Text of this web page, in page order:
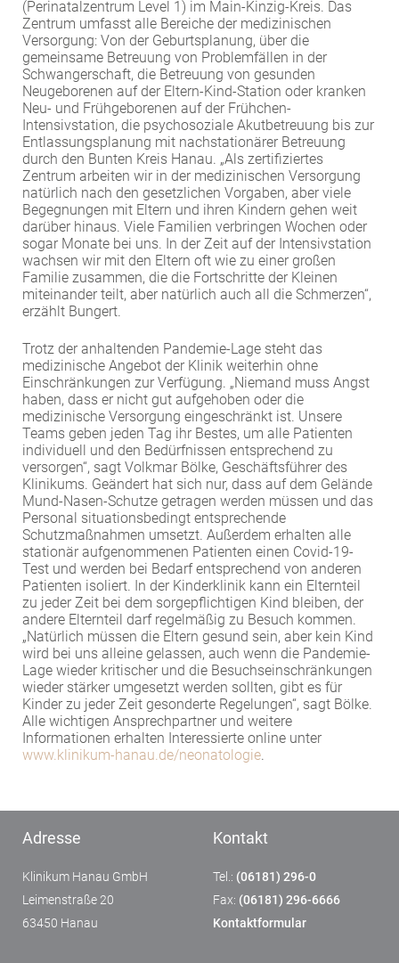
(Perinatalzentrum Level 1) im Main-Kinzig-Kreis. Das
Zentrum umfasst alle Bereiche der medizinischen
Versorgung: Von der Geburtsplanung, über die
gemeinsame Betreuung von Problemfällen in der
Schwangerschaft, die Betreuung von gesunden
Neugeborenen auf der Eltern-Kind-Station oder kranken
Neu- und Frühgeborenen auf der Frühchen-
Intensivstation, die psychosoziale Akutbetreuung bis zur
Entlassungsplanung mit nachstationärer Betreuung
durch den Bunten Kreis Hanau. „Als zertifiziertes
Zentrum arbeiten wir in der medizinischen Versorgung
natürlich nach den gesetzlichen Vorgaben, aber viele
Begegnungen mit Eltern und ihren Kindern gehen weit
darüber hinaus. Viele Familien verbringen Wochen oder
sogar Monate bei uns. In der Zeit auf der Intensivstation
wachsen wir mit den Eltern oft wie zu einer großen
Familie zusammen, die die Fortschritte der Kleinen
miteinander teilt, aber natürlich auch all die Schmerzen“,
erzählt Bungert.
Trotz der anhaltenden Pandemie-Lage steht das
medizinische Angebot der Klinik weiterhin ohne
Einschränkungen zur Verfügung. „Niemand muss Angst
haben, dass er nicht gut aufgehoben oder die
medizinische Versorgung eingeschränkt ist. Unsere
Teams geben jeden Tag ihr Bestes, um alle Patienten
individuell und den Bedürfnissen entsprechend zu
versorgen“, sagt Volkmar Bölke, Geschäftsführer des
Klinikums. Geändert hat sich nur, dass auf dem Gelände
Mund-Nasen-Schutze getragen werden müssen und das
Personal situationsbedingt entsprechende
Schutzmaßnahmen umsetzt. Außerdem erhalten alle
stationär aufgenommenen Patienten einen Covid-19-
Test und werden bei Bedarf entsprechend von anderen
Patienten isoliert. In der Kinderklinik kann ein Elternteil
zu jeder Zeit bei dem sorgepflichtigen Kind bleiben, der
andere Elternteil darf regelmäßig zu Besuch kommen.
„Natürlich müssen die Eltern gesund sein, aber kein Kind
wird bei uns alleine gelassen, auch wenn die Pandemie-
Lage wieder kritischer und die Besuchseinschränkungen
wieder stärker umgesetzt werden sollten, gibt es für
Kinder zu jeder Zeit gesonderte Regelungen“, sagt Bölke.
Alle wichtigen Ansprechpartner und weitere
Informationen erhalten Interessierte online unter
www.klinikum-hanau.de/neonatologie.
Adresse
Klinikum Hanau GmbH
Leimenstraße 20
63450 Hanau
Kontakt
Tel.: (06181) 296-0
Fax: (06181) 296-6666
Kontaktformular